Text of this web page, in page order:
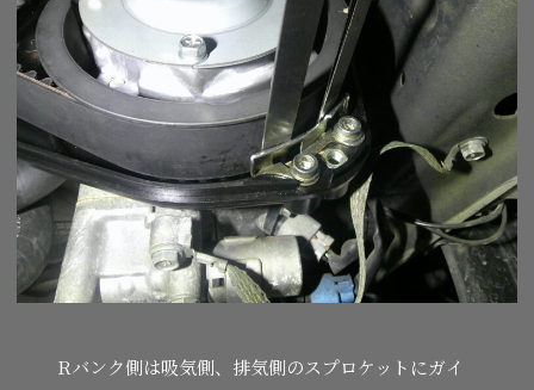
Rバンク側は吸気側、排気側のスプロケットにガイ